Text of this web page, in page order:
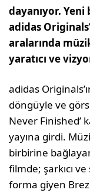
dayanıyor.
adidas
aralarında
yaratıcı ve
adidas
döngüyle ve
Never Finished’
yayına girdi.
birbirine
filmde; şarkıcı
forma giyen